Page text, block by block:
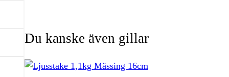
Du kanske även gillar